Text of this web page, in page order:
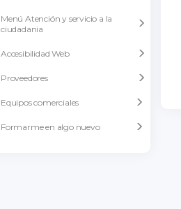
Menú Atención y servicio a la
ciudadania
Accesibilidad Web
Proveedores
Equipos comerciales
Formarme en algo nuevo